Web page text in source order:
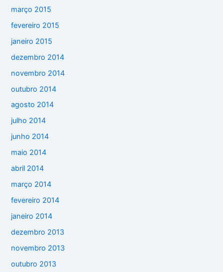
março 2015
fevereiro 2015
janeiro 2015
dezembro 2014
novembro 2014
outubro 2014
agosto 2014
julho 2014
junho 2014
maio 2014
abril 2014
março 2014
fevereiro 2014
janeiro 2014
dezembro 2013
novembro 2013
outubro 2013